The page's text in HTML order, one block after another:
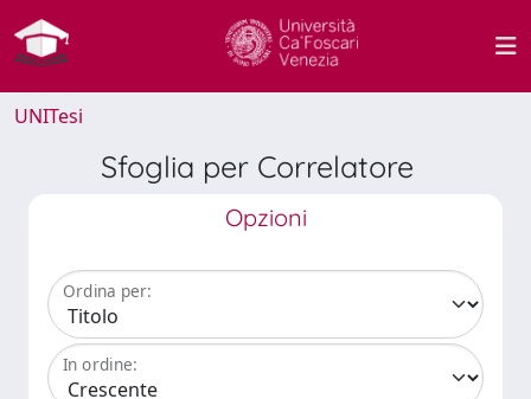
UNITesi
Sfoglia per Correlatore
Opzioni
Ordina per:
In ordine: